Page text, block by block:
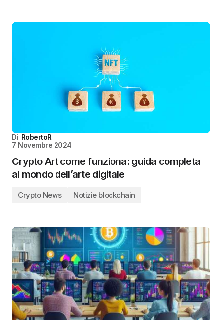
Di RobertoR
7 Novembre 2024
Crypto Art come funziona: guida completa
al mondo dell’arte digitale
Crypto News Notizie blockchain